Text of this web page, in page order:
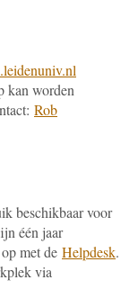
kan worden
Rob
beschikbaar voor
één jaar
met de Helpdesk.
via